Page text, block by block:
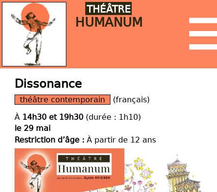
THÉÂTRE
HUMANUM
Dissonance
théâtre contemporain
(français)
À 14h30 et 19h30 (durée : 1h10)
le 29 mai
Restriction d’âge : À partir de 12 ans